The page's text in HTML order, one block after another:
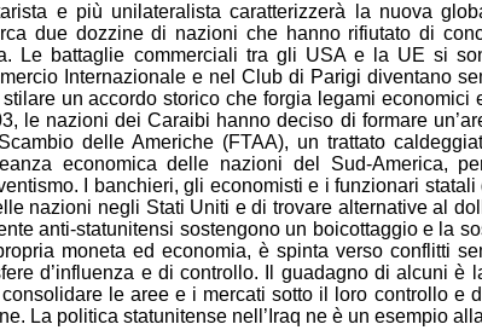
e più unilateralista caratterizzerà la nuova
due dozzine di nazioni che hanno rifiutato di
Le battaglie commerciali tra gli USA e la UE si
Internazionale e nel Club di Parigi diventano
un accordo storico che forgia legami
le nazioni dei Caraibi hanno deciso di formare
delle Americhe (FTAA), un trattato
economica delle nazioni del Sud-America,
I banchieri, gli economisti e i funzionari
nazioni negli Stati Uniti e di trovare alternative al
anti-statunitensi sostengono un boicottaggio e la
moneta ed economia, è spinta verso conflitti
d’influenza e di controllo. Il guadagno di alcuni
le aree e i mercati sotto il loro controllo e
La politica statunitense nell’Iraq ne è un esempio